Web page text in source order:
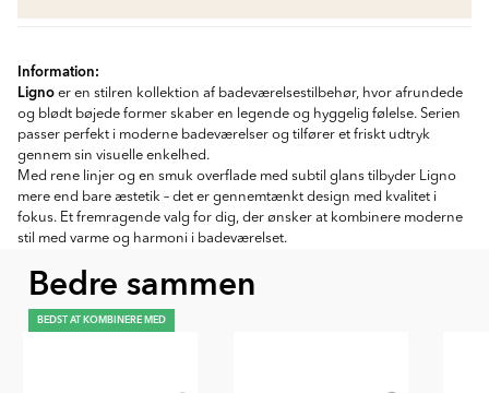
Information:
Ligno er en stilren kollektion af badeværelsestilbehør, hvor afrundede
og blødt bøjede former skaber en legende og hyggelig følelse. Serien
passer perfekt i moderne badeværelser og tilfører et friskt udtryk
gennem sin visuelle enkelhed.
Med rene linjer og en smuk overflade med subtil glans tilbyder Ligno
mere end bare æstetik – det er gennemtænkt design med kvalitet i
fokus. Et fremragende valg for dig, der ønsker at kombinere moderne
stil med varme og harmoni i badeværelset.
Bedre sammen
BEDST AT KOMBINERE MED